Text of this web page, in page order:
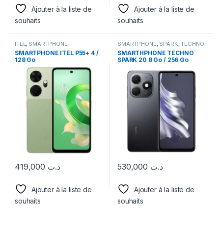
Ajouter à la liste de
souhaits
Ajouter à la liste de
souhaits
ITEL SMARTPHONE
SMARTPHONE ITEL P55+ 4 /
128 Go
د.ت
Ajouter à la liste de
souhaits
SMARTPHONE SPARK ,TECHNO
SMARTHPHONE TECHNO
SPARK 20 8 Go / 256 Go
د.ت
Ajouter à la liste de
souhaits